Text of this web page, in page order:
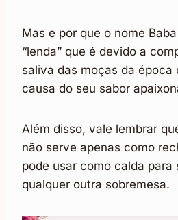
Mas e por que o nome
“lenda” que é devido a
saliva das moças da época
causa do seu sabor
Além disso, vale lembrar
não serve apenas como
pode usar como calda para
qualquer outra sobremesa.